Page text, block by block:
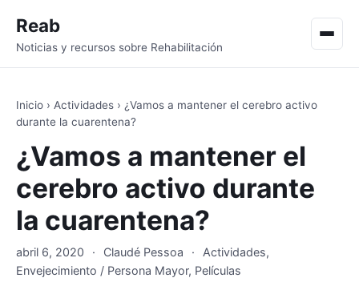
Reab
Noticias y recursos sobre Rehabilitación
Inicio › Actividades › ¿Vamos a mantener el cerebro activo
durante la cuarentena?
¿Vamos a mantener el
cerebro activo durante
la cuarentena?
abril 6, 2020 · Claudé Pessoa · Actividades,
Envejecimiento / Persona Mayor, Películas